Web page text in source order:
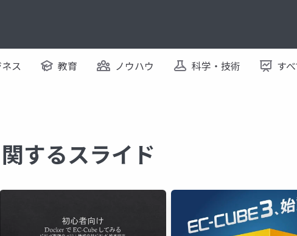
ス 教育 ノウハウ 科学・技術 す
するスライド